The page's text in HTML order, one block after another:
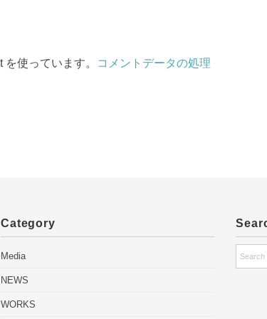
使っています。
コメントデータの処理
Category
Media
NEWS
WORKS